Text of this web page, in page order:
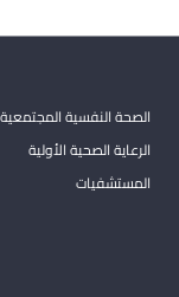
الصحة النفسية المجتمعية
الرعاية الصحية الأولية
المستشفيات